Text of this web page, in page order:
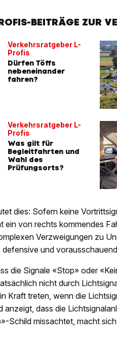
BEITRÄGE ZUR
Verkehrsratgeber L-
Profis
Dürfen Töffs
nebeneinander
fahren?
Verkehrsratgeber L-
Profis
Was gilt für
Begleitfahrten und
Wahl des
Prüfungsorts?
dies: Sofern keine
ein von rechts kommendes
Verzweigungen zu
defensive und
die Signale «Stop» oder
nicht durch
Kraft treten, wenn die
anzeigt, dass die
Schild missachtet, macht